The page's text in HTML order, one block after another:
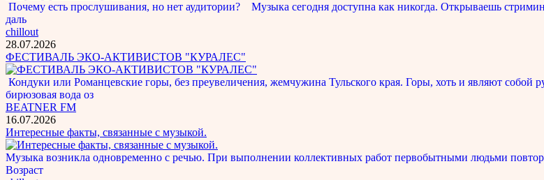
Почему есть прослушивания, но нет аудитории? Музыка сегодня доступна как никогда. Открываешь
даль
chillout
28.07.2026
ФЕСТИВАЛЬ ЭКО-АКТИВИСТОВ "КУРАЛЕС"
Кондуки или Романцевские горы, без преувеличения, жемчужина Тульского края. Горы, хоть и являют
бирюзовая вода оз
BEATNER FM
16.07.2026
Интересные факты, связанные с музыкой.
Музыка возникла одновременно с речью. При выполнении коллективных работ первобытными людьми
Возраст